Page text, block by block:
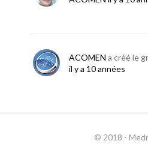
ACOMEN a créé le
il y a 10 années
© 2018 -